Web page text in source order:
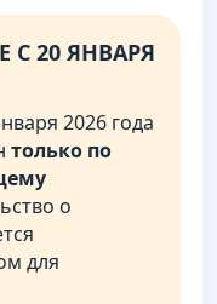
20 ЯНВАРЯ
2026 года
только по
о
для